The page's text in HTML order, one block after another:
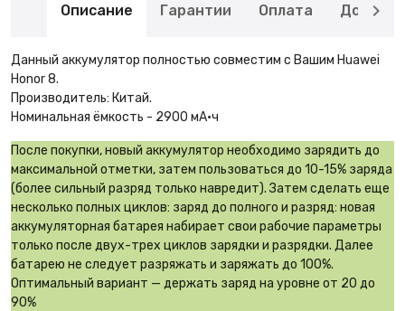
Описание Гарантии Оплата
Данный аккумулятор полностью совместим с Вашим Huawei
Honor 8.
Производитель: Китай.
Номинальная ёмкость - 2900 мА·ч
После покупки, новый аккумулятор необходимо зарядить до
максимальной отметки, затем пользоваться до 10-15% заряда
(более сильный разряд только навредит). Затем сделать еще
несколько полных циклов: заряд до полного и разряд: новая
аккумуляторная батарея набирает свои рабочие параметры
только после двух-трех циклов зарядки и разрядки. Далее
батарею не следует разряжать и заряжать до 100%.
Оптимальный вариант — держать заряд на уровне от 20 до
90%